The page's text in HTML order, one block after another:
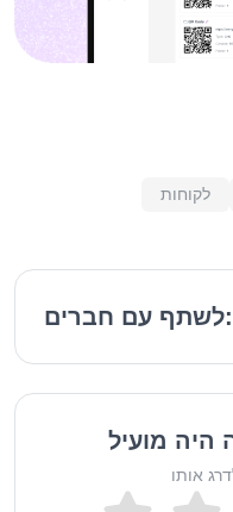
לקוחות
לשתף עם חברים: